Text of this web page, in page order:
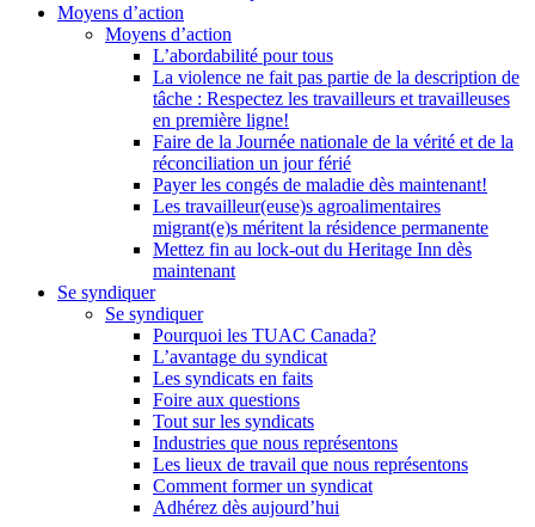
Moyens d’action
Moyens d’action
L’abordabilité pour tous
La violence ne fait pas partie de la description de
tâche : Respectez les travailleurs et travailleuses
en première ligne!
Faire de la Journée nationale de la vérité et de la
réconciliation un jour férié
Payer les congés de maladie dès maintenant!
Les travailleur(euse)s agroalimentaires
migrant(e)s méritent la résidence permanente
Mettez fin au lock-out du Heritage Inn dès
maintenant
Se syndiquer
Se syndiquer
Pourquoi les TUAC Canada?
L’avantage du syndicat
Les syndicats en faits
Foire aux questions
Tout sur les syndicats
Industries que nous représentons
Les lieux de travail que nous représentons
Comment former un syndicat
Adhérez dès aujourd’hui